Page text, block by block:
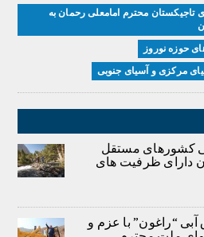
تاجیکستان محترم امامعلی رحمان به
حوزه نوروز
کشورهای مستقل
دارای ظرفیت های
“راغون” با عزم و